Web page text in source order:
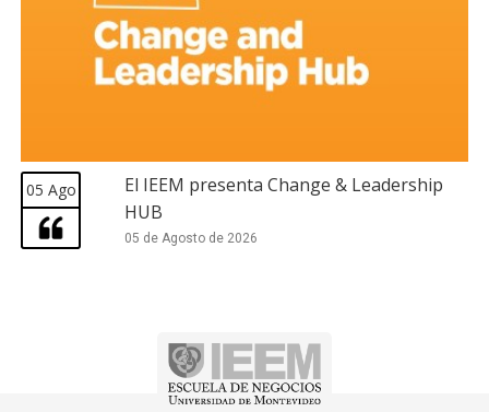
05 Ago
El IEEM presenta Change & Leadership
HUB
05 de Agosto de 2026